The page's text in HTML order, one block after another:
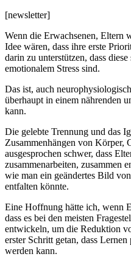
[newsletter]
Wenn die Erwachsenen, Eltern
Idee wären, dass ihre erste
darin zu unterstützen, dass
emotionalem Stress sind.
Das ist, auch
überhaupt in einem nährenden
kann.
Die gelebte Trennung und das
Zusammenhängen von Körper,
ausgesprochen schwer, dass
zusammenarbeiten, zusammen
wie man ein geändertes Bild
entfalten könnte.
Eine Hoffnung hätte ich, wenn
dass es bei den meisten
entwickeln, um die Reduktion
erster Schritt getan, dass
werden kann.